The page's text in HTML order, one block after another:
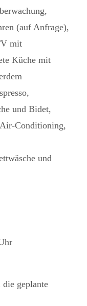
(auf Anfrage),
mit
Küche mit
und Bidet,
Conditioning,
und
geplante